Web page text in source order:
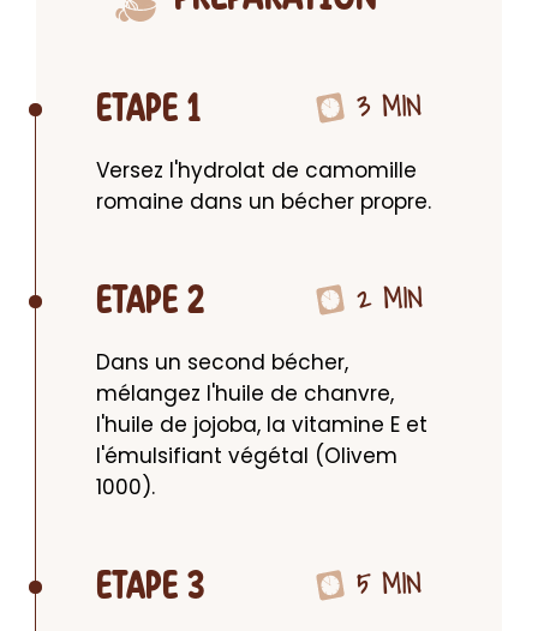
ETAPE 1 3 MIN
Versez l'hydrolat de camomille
romaine dans un bécher propre.
ETAPE 2 2 MIN
Dans un second bécher,
mélangez l'huile de chanvre,
l'huile de jojoba, la vitamine E et
l'émulsifiant végétal (Olivem
1000).
ETAPE 3 5 MIN